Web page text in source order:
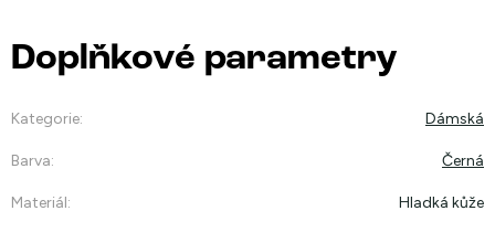
Doplňkové parametry
Kategorie: Dámská
Barva: Černá
Materiál: Hladká kůže